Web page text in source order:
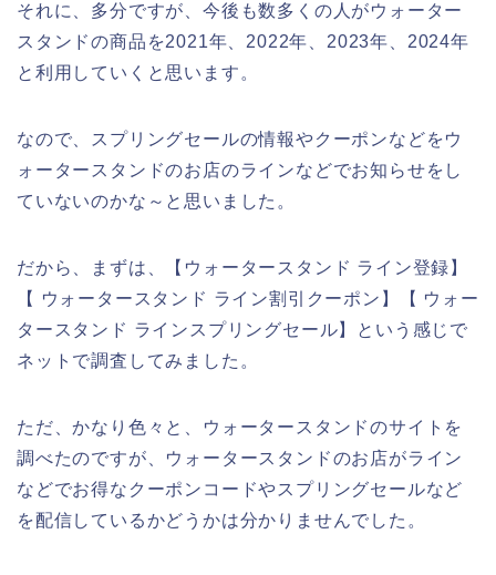
それに、多分ですが、今後も数多くの人がウォーター
スタンドの商品を2021年、2022年、2023年、2024年
と利用していくと思います。
なので、スプリングセールの情報やクーポンなどをウ
ォータースタンドのお店のラインなどでお知らせをし
ていないのかな～と思いました。
だから、まずは、【ウォータースタンド ライン登録】
【 ウォータースタンド ライン割引クーポン】【 ウォー
タースタンド ラインスプリングセール】という感じで
ネットで調査してみました。
ただ、かなり色々と、ウォータースタンドのサイトを
調べたのですが、ウォータースタンドのお店がライン
などでお得なクーポンコードやスプリングセールなど
を配信しているかどうかは分かりませんでした。